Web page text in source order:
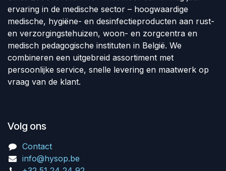
ervaring in de medische sector – hoogwaardige
medische, hygiëne- en desinfectieproducten aan rust-
en verzorgingstehuizen, woon- en zorgcentra en
medisch pedagogische instituten in België. We
combineren een uitgebreid assortiment met
persoonlijke service, snelle levering en maatwerk op
vraag van de klant.
Volg ons
Contact
info@hysop.be